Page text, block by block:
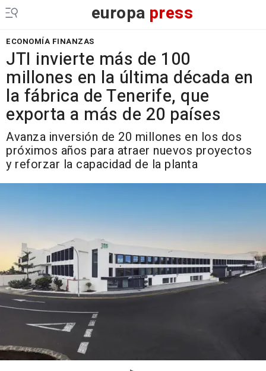
europa press
ECONOMÍA FINANZAS
JTI invierte más de 100
millones en la última década en
la fábrica de Tenerife, que
exporta a más de 20 países
Avanza inversión de 20 millones en los dos
próximos años para atraer nuevos proyectos
y reforzar la capacidad de la planta